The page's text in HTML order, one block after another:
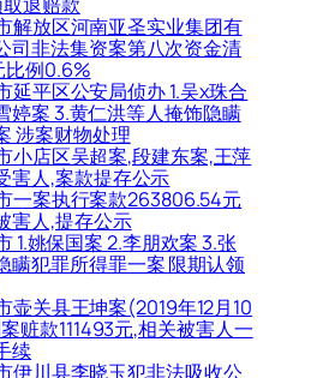
解放区河南亚圣实业集团有
司非法集资案第八次资金清
例0.6%
延平区公安局侦办 1.吴x珠合
婷案 3.黄仁洪等人掩饰隐瞒
涉案财物处理
小店区吴超案,段建东案,王萍
害人,案款提存公示
一案执行案款263806.54元
害人,提存公示
1.姚保国案 2.李朋欢案 3.张
瞒犯罪所得罪一案 限期认领
壶关县王坤案(2019年12月10
赃款111493元,相关被害人一
续
伊川县李晓玉犯非法吸收公